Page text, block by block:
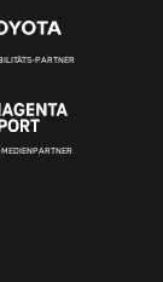
PARTNER